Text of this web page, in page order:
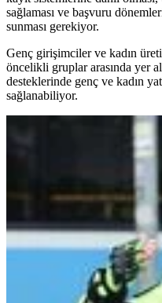
sağlaması ve başvuru
sunması gerekiyor.
Genç girişimciler ve kadın
öncelikli gruplar arasında yer
desteklerinde genç ve kadın
sağlanabiliyor.